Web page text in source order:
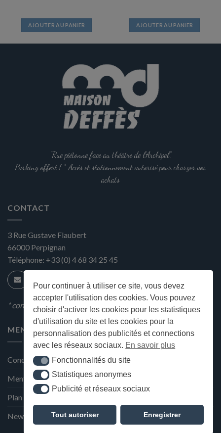
Pour continuer à utiliser ce site, vous devez
accepter l'utilisation des cookies. Vous pouvez
choisir d'activer les cookies pour les statistiques
d'utilisation du site et les cookies pour la
personnalisation des publicités et connections
avec les réseaux sociaux. En savoir plus
Fonctionnalités du site
Fonctionnalités du site
Statistiques anonymes
Statistiques anonymes
Publicité et réseaux sociaux
Publicité et réseaux sociaux
Tout autoriser Enregistrer
AJOUTER AU PANIER AJOUTER AU PANIER
"Rue piétonne face au théâtre de l'Archipel".
Parking offert ! * Accès et stationnement autorisé pour charger vos
achats
CONTACT
3 Rue Gustave Flaubert
66000 Perpignan
Téléphone: +33 (0) 4 68 34 25 45
* condition en magasin
MENU
Conditions générales de ventes
Mentions Légales et Politique de confidentialité
Plan du site
Newsletter de la Maison Deffès